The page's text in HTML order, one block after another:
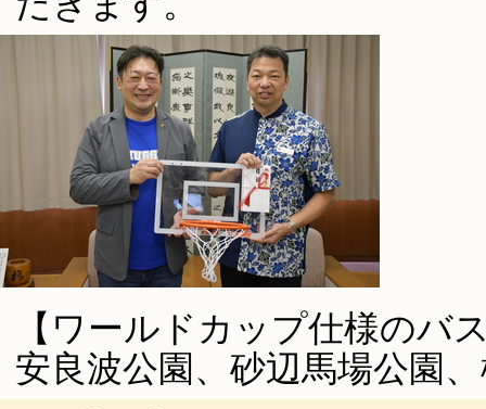
【ワールドカップ仕様のバ
安良波公園、砂辺馬場公園